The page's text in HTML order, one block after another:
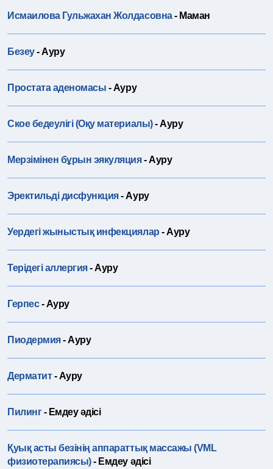
Исмаилова Гульжахан Жолдасовна - Маман
Безеу - Ауру
Простата аденомасы - Ауру
Ское бедеулігі (Оқу материалы) - Ауру
Мерзімінен бұрын эякуляция - Ауру
Эректильді дисфункция - Ауру
Уердегі жыныстық инфекциялар - Ауру
Терідегі аллергия - Ауру
Герпес - Ауру
Пиодермия - Ауру
Дерматит - Ауру
Пилинг - Емдеу әдісі
Қуық асты безінің аппараттық массажы (VML
физиотерапиясы) - Емдеу әдісі